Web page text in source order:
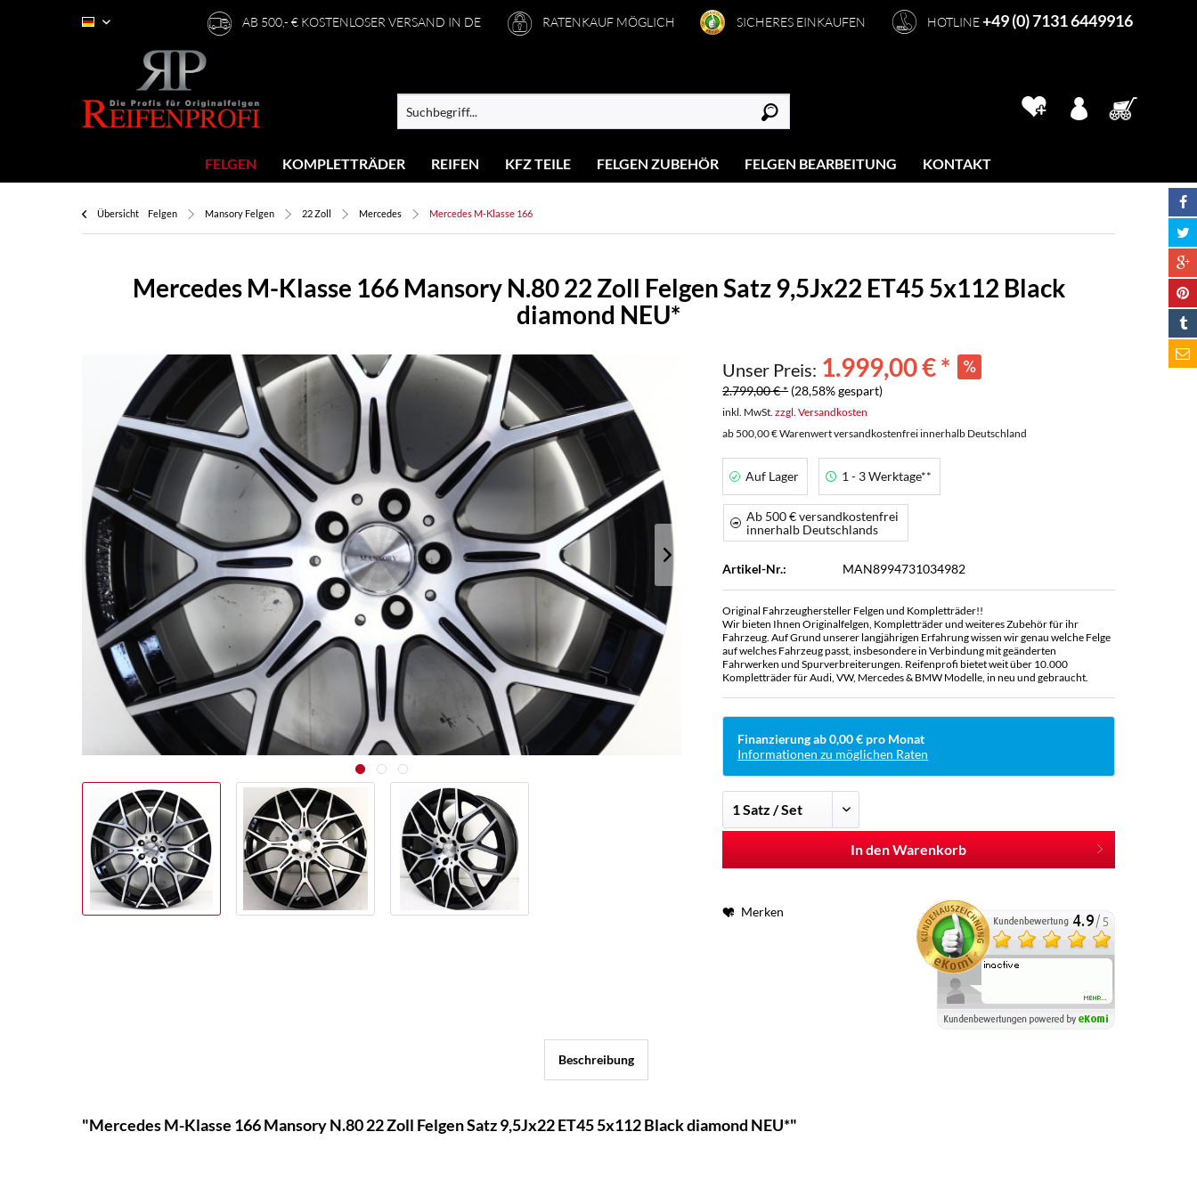
AB 500,- € KOSTENLOSER VERSAND IN DE RATENKAUF MÖGLICH SICHERES EINKAUFEN HOTLINE+49 (0) 7131 6449916
Deutsch
FELGEN KOMPLETTRÄDER REIFEN KFZ TEILE FELGEN ZUBEHÖR FELGEN BEARBEITUNG KONTAKT
Übersicht Felgen Mansory Felgen 22 Zoll Mercedes Mercedes M-Klasse 166
Mercedes M-Klasse 166 Mansory N.80 22 Zoll Felgen Satz 9,5Jx22 ET45 5x112 Black
diamond NEU*
Unser Preis: 1.999,00 € *
2.799,00 € * (28,58% gespart)
inkl. MwSt.zzgl. Versandkosten
ab 500,00 € Warenwert versandkostenfrei innerhalb Deutschland
Auf Lager 1 - 3 Werktage**
Ab 500 € versandkostenfrei
innerhalb Deutschlands
Artikel-Nr.: MAN8994731034982
Original Fahrzeughersteller Felgen und Kompletträder!!
Wir bieten Ihnen Originalfelgen, Kompletträder und weiteres Zubehör für ihr
Fahrzeug. Auf Grund unserer langjährigen Erfahrung wissen wir genau welche Felge
auf welches Fahrzeug passt, insbesondere in Verbindung mit geänderten
Fahrwerken und Spurverbreiterungen. Reifenprofi bietet weit über 10.000
Kompletträder für Audi, VW, Mercedes & BMW Modelle, in neu und gebraucht.
Finanzierung ab 0,00 € pro Monat
Informationen zu möglichen Raten
In den Warenkorb
Merken
Beschreibung
"Mercedes M-Klasse 166 Mansory N.80 22 Zoll Felgen Satz 9,5Jx22 ET45 5x112 Black diamond NEU*"